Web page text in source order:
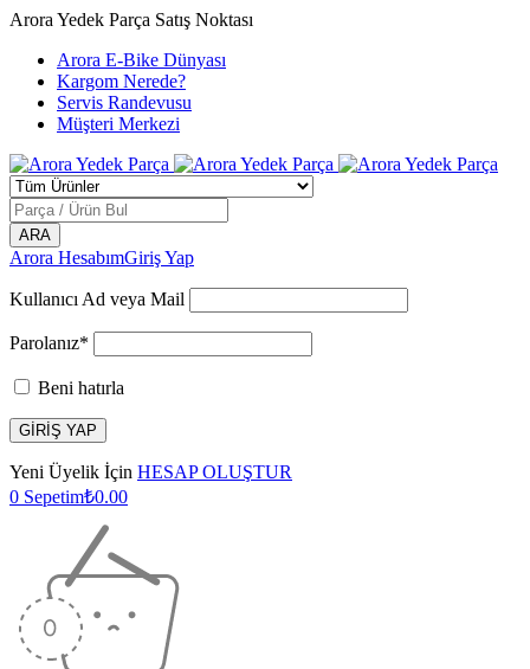
Arora Yedek Parça Satış Noktası
Arora E-Bike Dünyası
Kargom Nerede?
Servis Randevusu
Müşteri Merkezi
Arora HesabımGiriş Yap
Kullanıcı Ad veya Mail
Parolanız*
Beni hatırla
Yeni Üyelik İçin HESAP OLUŞTUR
0 Sepetim₺0.00